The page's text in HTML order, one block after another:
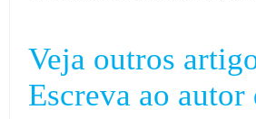
Veja outros
Escreva ao autor